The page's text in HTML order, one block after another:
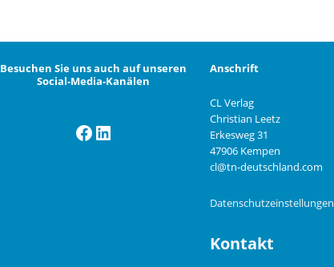
Besuchen Sie uns auch auf unseren
Social-Media-Kanälen
Facebook
LinkedIn
Anschrift
CL Verlag
Christian Leetz
Erkesweg 31
47906 Kempen
cl@tn-deutschland.com
Datenschutzeinstellungen
Kontakt